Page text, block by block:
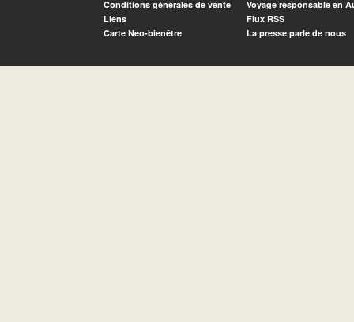
Conditions générales de vente
Liens
Carte Neo-bienêtre
Voyage responsable en
Flux RSS
La presse parle de nous